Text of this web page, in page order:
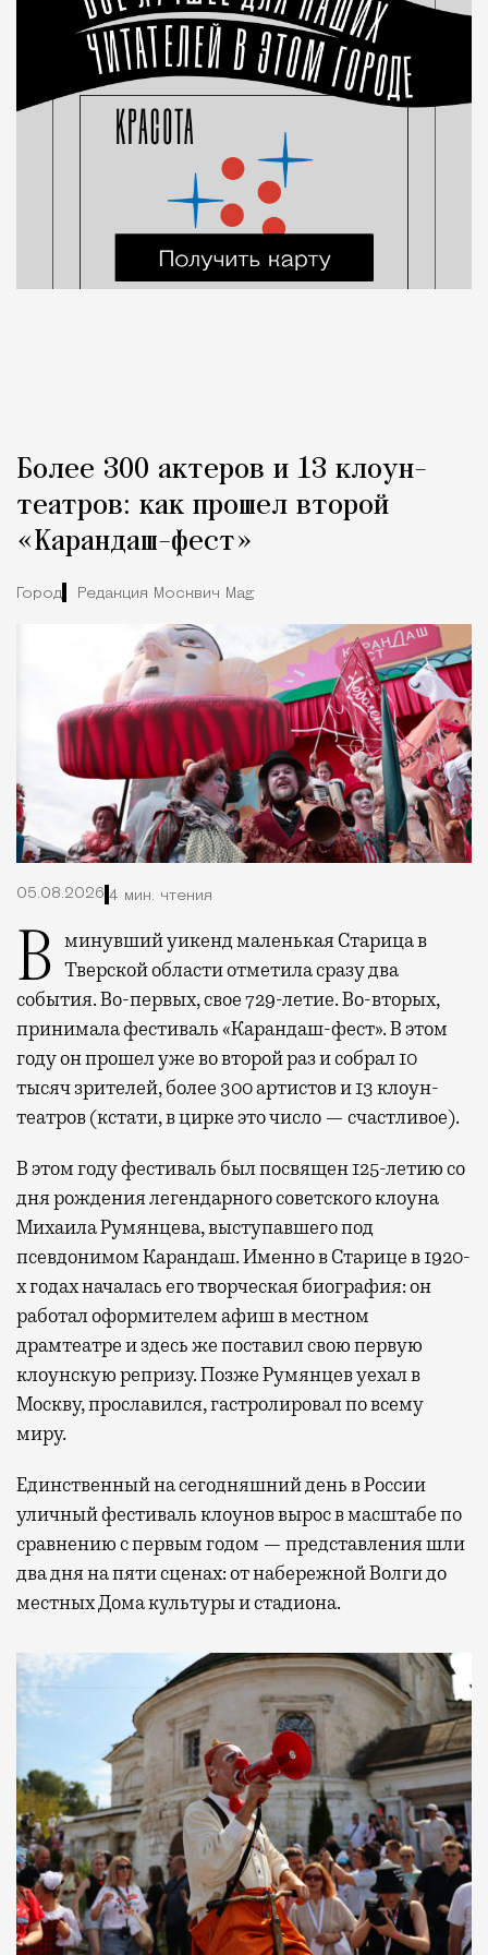
Более 300 актеров и 13 клоун-
театров: как прошел второй
«Карандаш-фест»
Город Редакция Москвич Mag
05.08.2026 4 мин. чтения
В минувший уикенд маленькая Старица в Тверской области отметила сразу два
события. Во-первых, свое 729-летие. Во-вторых,
принимала фестиваль «Карандаш-фест». В этом
году он прошел уже во второй раз и собрал 10
тысяч зрителей, более 300 артистов и 13 клоун-
театров (кстати, в цирке это число — счастливое).
В этом году фестиваль был посвящен 125-летию со
дня рождения легендарного советского клоуна
Михаила Румянцева, выступавшего под
псевдонимом Карандаш. Именно в Старице в 1920-
х годах началась его творческая биография: он
работал оформителем афиш в местном
драмтеатре и здесь же поставил свою первую
клоунскую репризу. Позже Румянцев уехал в
Москву, прославился, гастролировал по всему
миру.
Единственный на сегодняшний день в России
уличный фестиваль клоунов вырос в масштабе по
сравнению с первым годом — представления шли
два дня на пяти сценах: от набережной Волги до
местных Дома культуры и стадиона.